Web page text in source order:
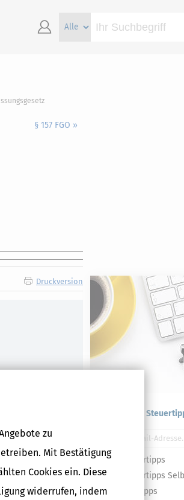
zu
Mit Bestätigung
Cookies ein. Diese
widerrufen, indem
§ 157 FGO »
Druckversion
Kostenlose
Steuertipps
Steuertipps
Geldtipps